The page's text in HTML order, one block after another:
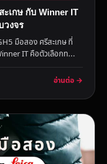
เกษ กับ Winner IT
วงจร
มือสอง ศรีสะเกษ ที่
IT คือตัวเลือกท...
อ่านต่อ →